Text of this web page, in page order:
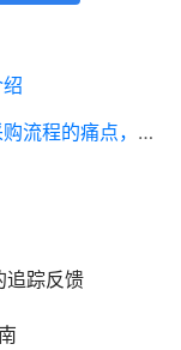
点，实现高效协同
追踪反馈